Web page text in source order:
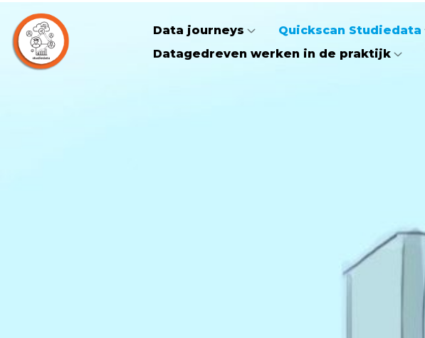
Data journeys Quickscan Studiedata
Datagedreven werken in de praktijk